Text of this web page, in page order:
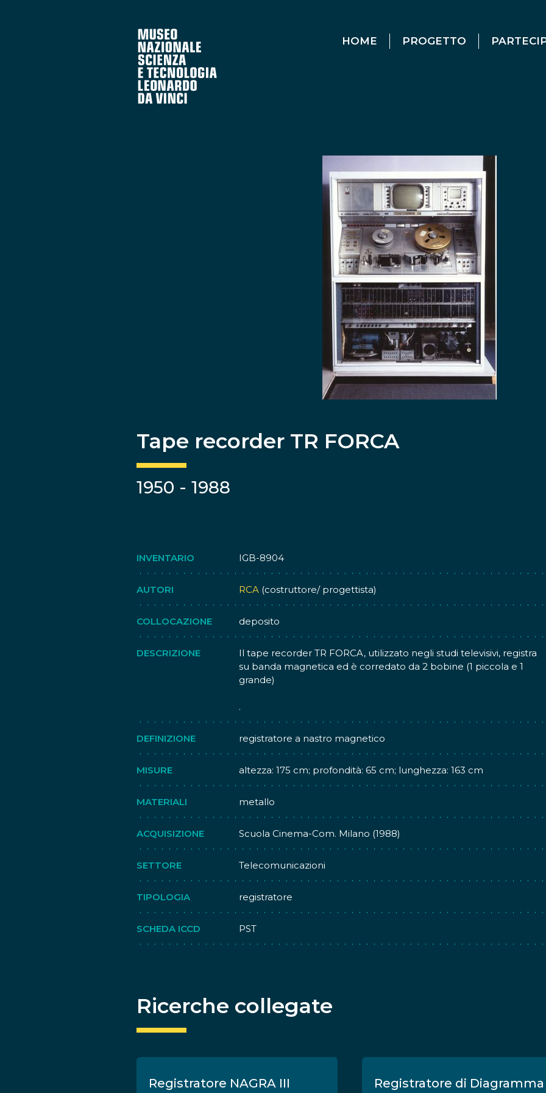
HOME PROGETTO
Tape recorder TR FORCA
1950 - 1988
INVENTARIO IGB-8904
AUTORI RCA (costruttore/ progettista)
COLLOCAZIONE deposito
DESCRIZIONE
Il tape recorder TR FORCA, utilizzato negli studi televisivi, registra
su banda magnetica ed è corredato da 2 bobine (1 piccola e 1
grande)
.
DEFINIZIONE registratore a nastro magnetico
MISURE altezza: 175 cm; profondità: 65 cm; lunghezza: 163 cm
MATERIALI metallo
ACQUISIZIONE Scuola Cinema-Com. Milano (1988)
SETTORE Telecomunicazioni
TIPOLOGIA registratore
SCHEDA ICCD PST
Ricerche collegate
Registratore NAGRA III
Registratore di Diagramma